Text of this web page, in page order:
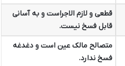
قطعی و لازم الاجراست و به آسانی
قابل فسخ نیست.
متصالح مالک عین است و دغدغه
فسخ ندارد.